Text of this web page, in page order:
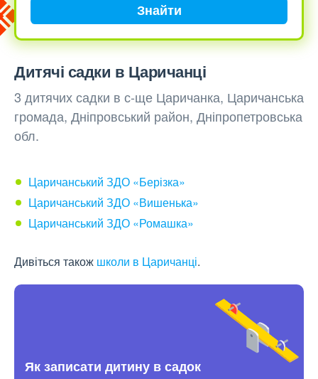
Знайти
Дитячі садки в Царичанці
3 дитячих садки в с-ще Царичанка, Царичанська
громада, Дніпровський район, Дніпропетровська
обл.
Царичанський ЗДО «Берізка»
Царичанський ЗДО «Вишенька»
Царичанський ЗДО «Ромашка»
Дивіться також школи в Царичанці.
Як записати дитину в садок